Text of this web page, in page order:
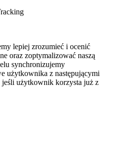
lepiej zrozumieć i ocenić
oraz zoptymalizować naszą
synchronizujemy
użytkownika z następującymi
użytkownik korzysta już z